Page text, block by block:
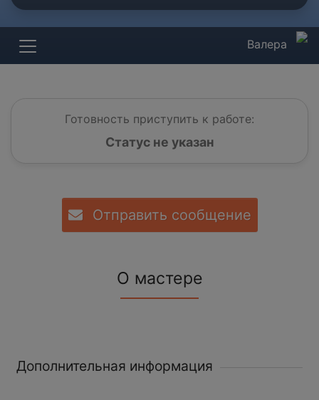
Валера
Готовность приступить к работе:
Статус не указан
Отправить сообщение
О мастере
Дополнительная информация